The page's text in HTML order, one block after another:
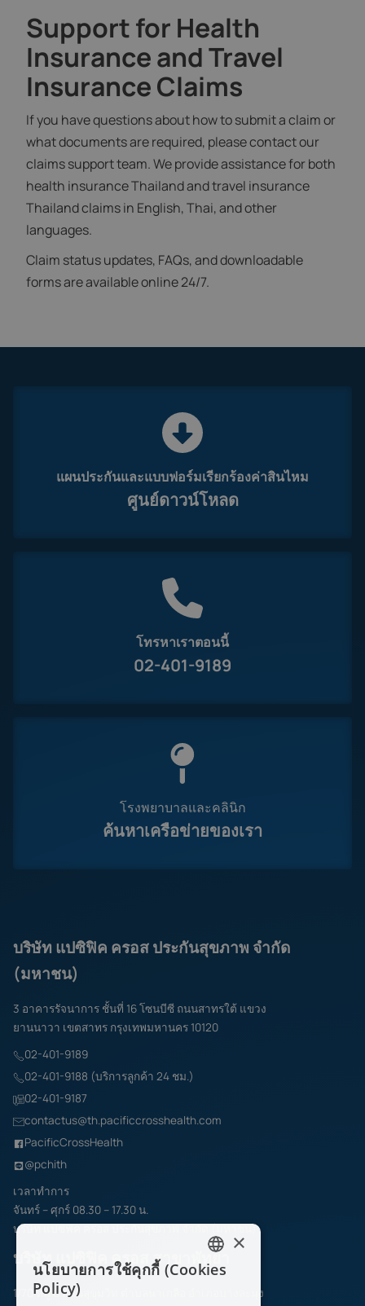
Support for Health
Insurance and Travel
Insurance Claims
If you have questions about how to submit a claim or
what documents are required, please contact our
claims support team. We provide assistance for both
health insurance Thailand and travel insurance
Thailand claims in English, Thai, and other
languages.
Claim status updates, FAQs, and downloadable
forms are available online 24/7.
แผนประกันและแบบฟอร์มเรียกร้องค่าสินไหม
ศูนย์ดาวน์โหลด
โทรหาเราตอนนี้
02-401-9189
โรงพยาบาลและคลินิก
ค้นหาเครือข่ายของเรา
บริษัท แปซิฟิค ครอส ประกันสุขภาพ จำกัด
(มหาชน)
3 อาคารรัจนาการ ชั้นที่ 16 โซนบีซี ถนนสาทรใต้ แขวง
ยานนาวา เขตสาทร กรุงเทพมหานคร 10120
02-401-9189
02-401-9188 (บริการลูกค้า 24 ชม.)
02-401-9187
contactus@th.pacificcrosshealth.com
PacificCrossHealth
@pchith
เวลาทำการ
จันทร์ – ศุกร์ 08.30 – 17.30 น.
บริษัท แปซิฟิค ครอส ประกันสุขภาพ จำกัด (มหาชน)
บริษัท แปซิฟิค ครอส สาขาพัทยา
1/70 หมู่ 6 ถนนสุขุมวิท ตำบลนาเกลือ อำเภอบางละมุง
ENGLISH
×
นโยบายการใช้คุกกี้ (Cookies
Policy)